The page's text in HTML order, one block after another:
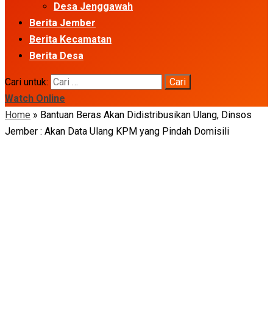
Desa Jenggawah
Berita Jember
Berita Kecamatan
Berita Desa
Cari untuk:
Watch Online
Home » Bantuan Beras Akan Didistribusikan Ulang, Dinsos
Jember : Akan Data Ulang KPM yang Pindah Domisili